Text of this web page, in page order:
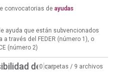
convocatorias de ayudas
ayuda que están subvencionados
a través del FEDER (número 1), o
(número 2)
de los
0 carpetas / 9 archivos